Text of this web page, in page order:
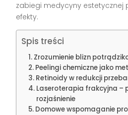
zabiegi medycyny estetycznej
efekty.
Spis treści
Zrozumienie blizn
Peelingi chemiczne jako
Retinoidy w redukcji
Laseroterapia frakcyjna –
rozjaśnienie
Domowe wspomaganie